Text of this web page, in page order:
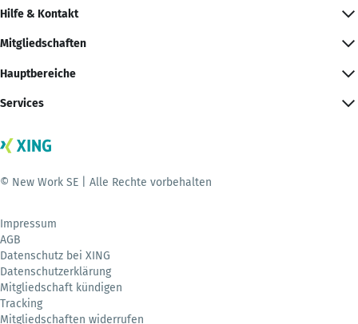
Hilfe & Kontakt
Mitgliedschaften
Hauptbereiche
Services
© New Work SE | Alle Rechte vorbehalten
Impressum
AGB
Datenschutz bei XING
Datenschutzerklärung
Mitgliedschaft kündigen
Tracking
Mitgliedschaften widerrufen